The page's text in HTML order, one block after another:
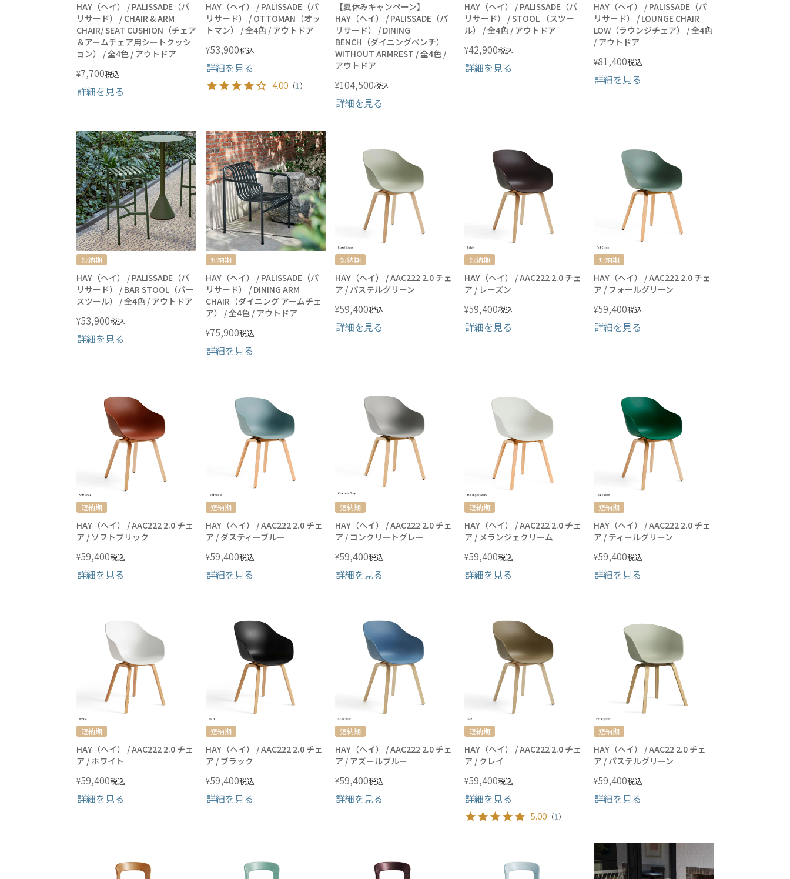
HAY（ヘイ） / PALISSADE（パ
リサード） / CHAIR & ARM
CHAIR/ SEAT CUSHION（チェア
＆アームチェア用シートクッシ
ョン） / 全4色 / アウトドア
¥7,700税込
詳細を見る
HAY（ヘイ） / PALISSADE（パ
リサード） / OTTOMAN（オッ
トマン） / 全4色 / アウトドア
¥53,900税込
詳細を見る
4.00 （1）
【夏休みキャンペーン】
HAY（ヘイ） / PALISSADE（パ
リサード） / DINING
BENCH（ダイニングベンチ）
WITHOUT ARMREST / 全4色 /
アウトドア
¥104,500税込
詳細を見る
HAY（ヘイ） / PALISSADE（パ
リサード） / STOOL （スツー
ル） / 全4色 / アウトドア
¥42,900税込
詳細を見る
HAY（ヘイ） / PALISSADE（パ
リサード） / LOUNGE CHAIR
LOW（ラウンジチェア） / 全4色
/ アウトドア
¥81,400税込
詳細を見る
短納期
HAY（ヘイ） / PALISSADE（パ
リサード） / BAR STOOL（バー
スツール） / 全4色 / アウトドア
¥53,900税込
詳細を見る
短納期
HAY（ヘイ） / PALISSADE（パ
リサード） / DINING ARM
CHAIR（ダイニング アームチェ
ア） / 全4色 / アウトドア
¥75,900税込
詳細を見る
短納期
HAY（ヘイ） / AAC222 2.0 チェ
ア / パステルグリーン
¥59,400税込
詳細を見る
短納期
HAY（ヘイ） / AAC222 2.0 チェ
ア / レーズン
¥59,400税込
詳細を見る
短納期
HAY（ヘイ） / AAC222 2.0 チェ
ア / フォールグリーン
¥59,400税込
詳細を見る
短納期
HAY（ヘイ） / AAC222 2.0 チェ
ア / ソフトブリック
¥59,400税込
詳細を見る
短納期
HAY（ヘイ） / AAC222 2.0 チェ
ア / ダスティーブルー
¥59,400税込
詳細を見る
短納期
HAY（ヘイ） / AAC222 2.0 チェ
ア / コンクリートグレー
¥59,400税込
詳細を見る
短納期
HAY（ヘイ） / AAC222 2.0 チェ
ア / メランジェクリーム
¥59,400税込
詳細を見る
短納期
HAY（ヘイ） / AAC222 2.0 チェ
ア / ティールグリーン
¥59,400税込
詳細を見る
短納期
HAY（ヘイ） / AAC222 2.0 チェ
ア / ホワイト
¥59,400税込
詳細を見る
短納期
HAY（ヘイ） / AAC222 2.0 チェ
ア / ブラック
¥59,400税込
詳細を見る
短納期
HAY（ヘイ） / AAC222 2.0 チェ
ア / アズールブルー
¥59,400税込
詳細を見る
短納期
HAY（ヘイ） / AAC222 2.0 チェ
ア / クレイ
¥59,400税込
詳細を見る
5.00 （1）
短納期
HAY（ヘイ） / AAC22 2.0 チェ
ア / パステルグリーン
¥59,400税込
詳細を見る